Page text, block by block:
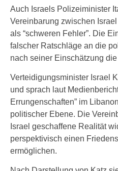
Auch Israels Polizeiminister
Vereinbarung zwischen
als “schweren Fehler”. Die
falscher Ratschläge an die
nach seiner Einschätzung
Verteidigungsminister Israel
und sprach laut
Errungenschaften” im
politischer Ebene. Die
Israel geschaffene Realität
perspektivisch einen
ermöglichen.